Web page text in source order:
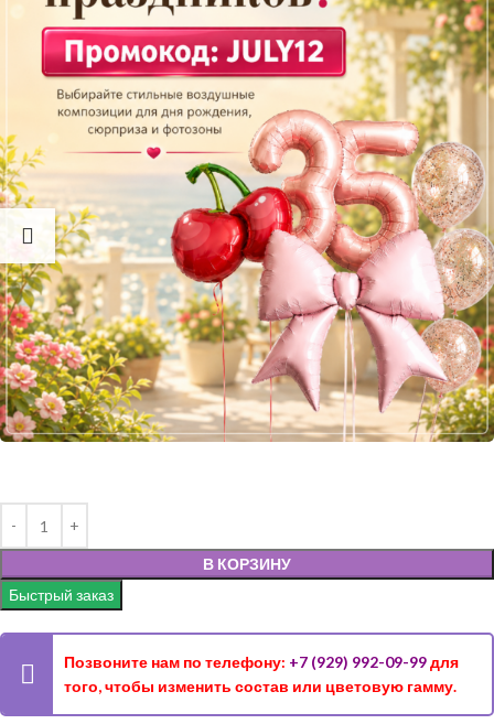
В КОРЗИНУ
Быстрый заказ
Позвоните нам по телефону: +7 (929) 992-09-99для
того, чтобы изменить состав или цветовую гамму.